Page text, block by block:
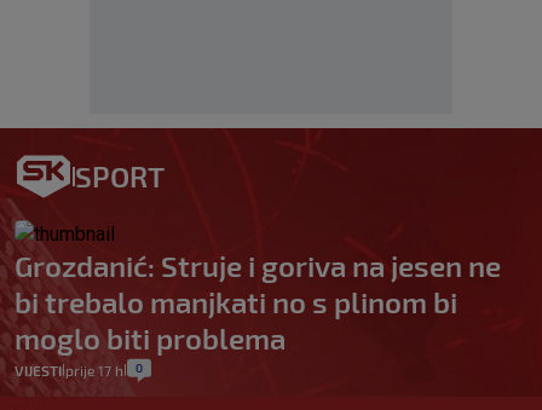
SPORT
Grozdanić: Struje i goriva na jesen ne
bi trebalo manjkati no s plinom bi
moglo biti problema
VIJESTI prije 17 h 0